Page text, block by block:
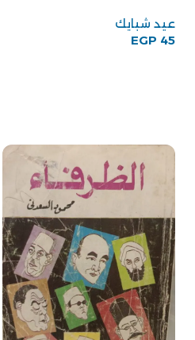
عيد شبايك
EGP 45